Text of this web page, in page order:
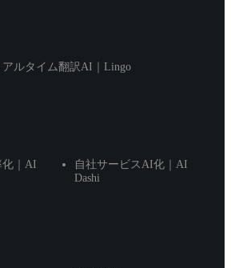
ルタイム翻訳AI｜Lingo
化｜AI
自社サービスAI化｜AI
Dashi